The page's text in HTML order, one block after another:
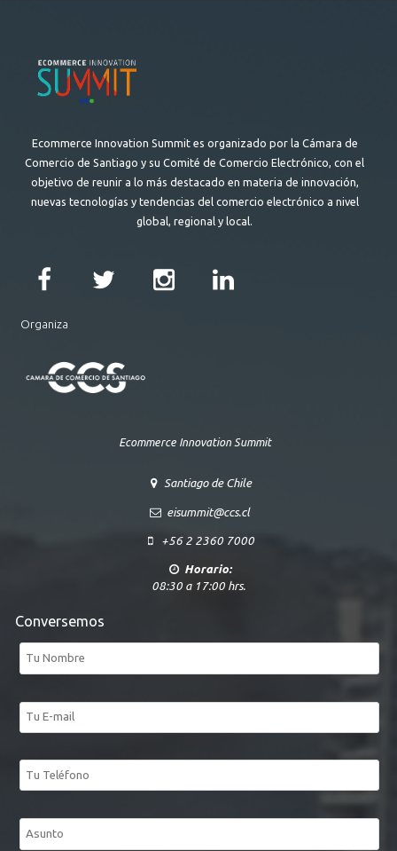
Ecommerce Innovation Summit es organizado por la Cámara de
Comercio de Santiago y su Comité de Comercio Electrónico, con el
objetivo de reunir a lo más destacado en materia de innovación,
nuevas tecnologías y tendencias del comercio electrónico a nivel
global, regional y local.
Organiza
Ecommerce Innovation Summit
Santiago de Chile
eisummit@ccs.cl
+56 2 2360 7000
Horario:
08:30 a 17:00 hrs.
Conversemos
teléfono